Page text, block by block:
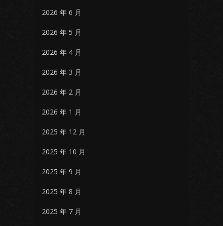
2026 年 6 月
2026 年 5 月
2026 年 4 月
2026 年 3 月
2026 年 2 月
2026 年 1 月
2025 年 12 月
2025 年 10 月
2025 年 9 月
2025 年 8 月
2025 年 7 月